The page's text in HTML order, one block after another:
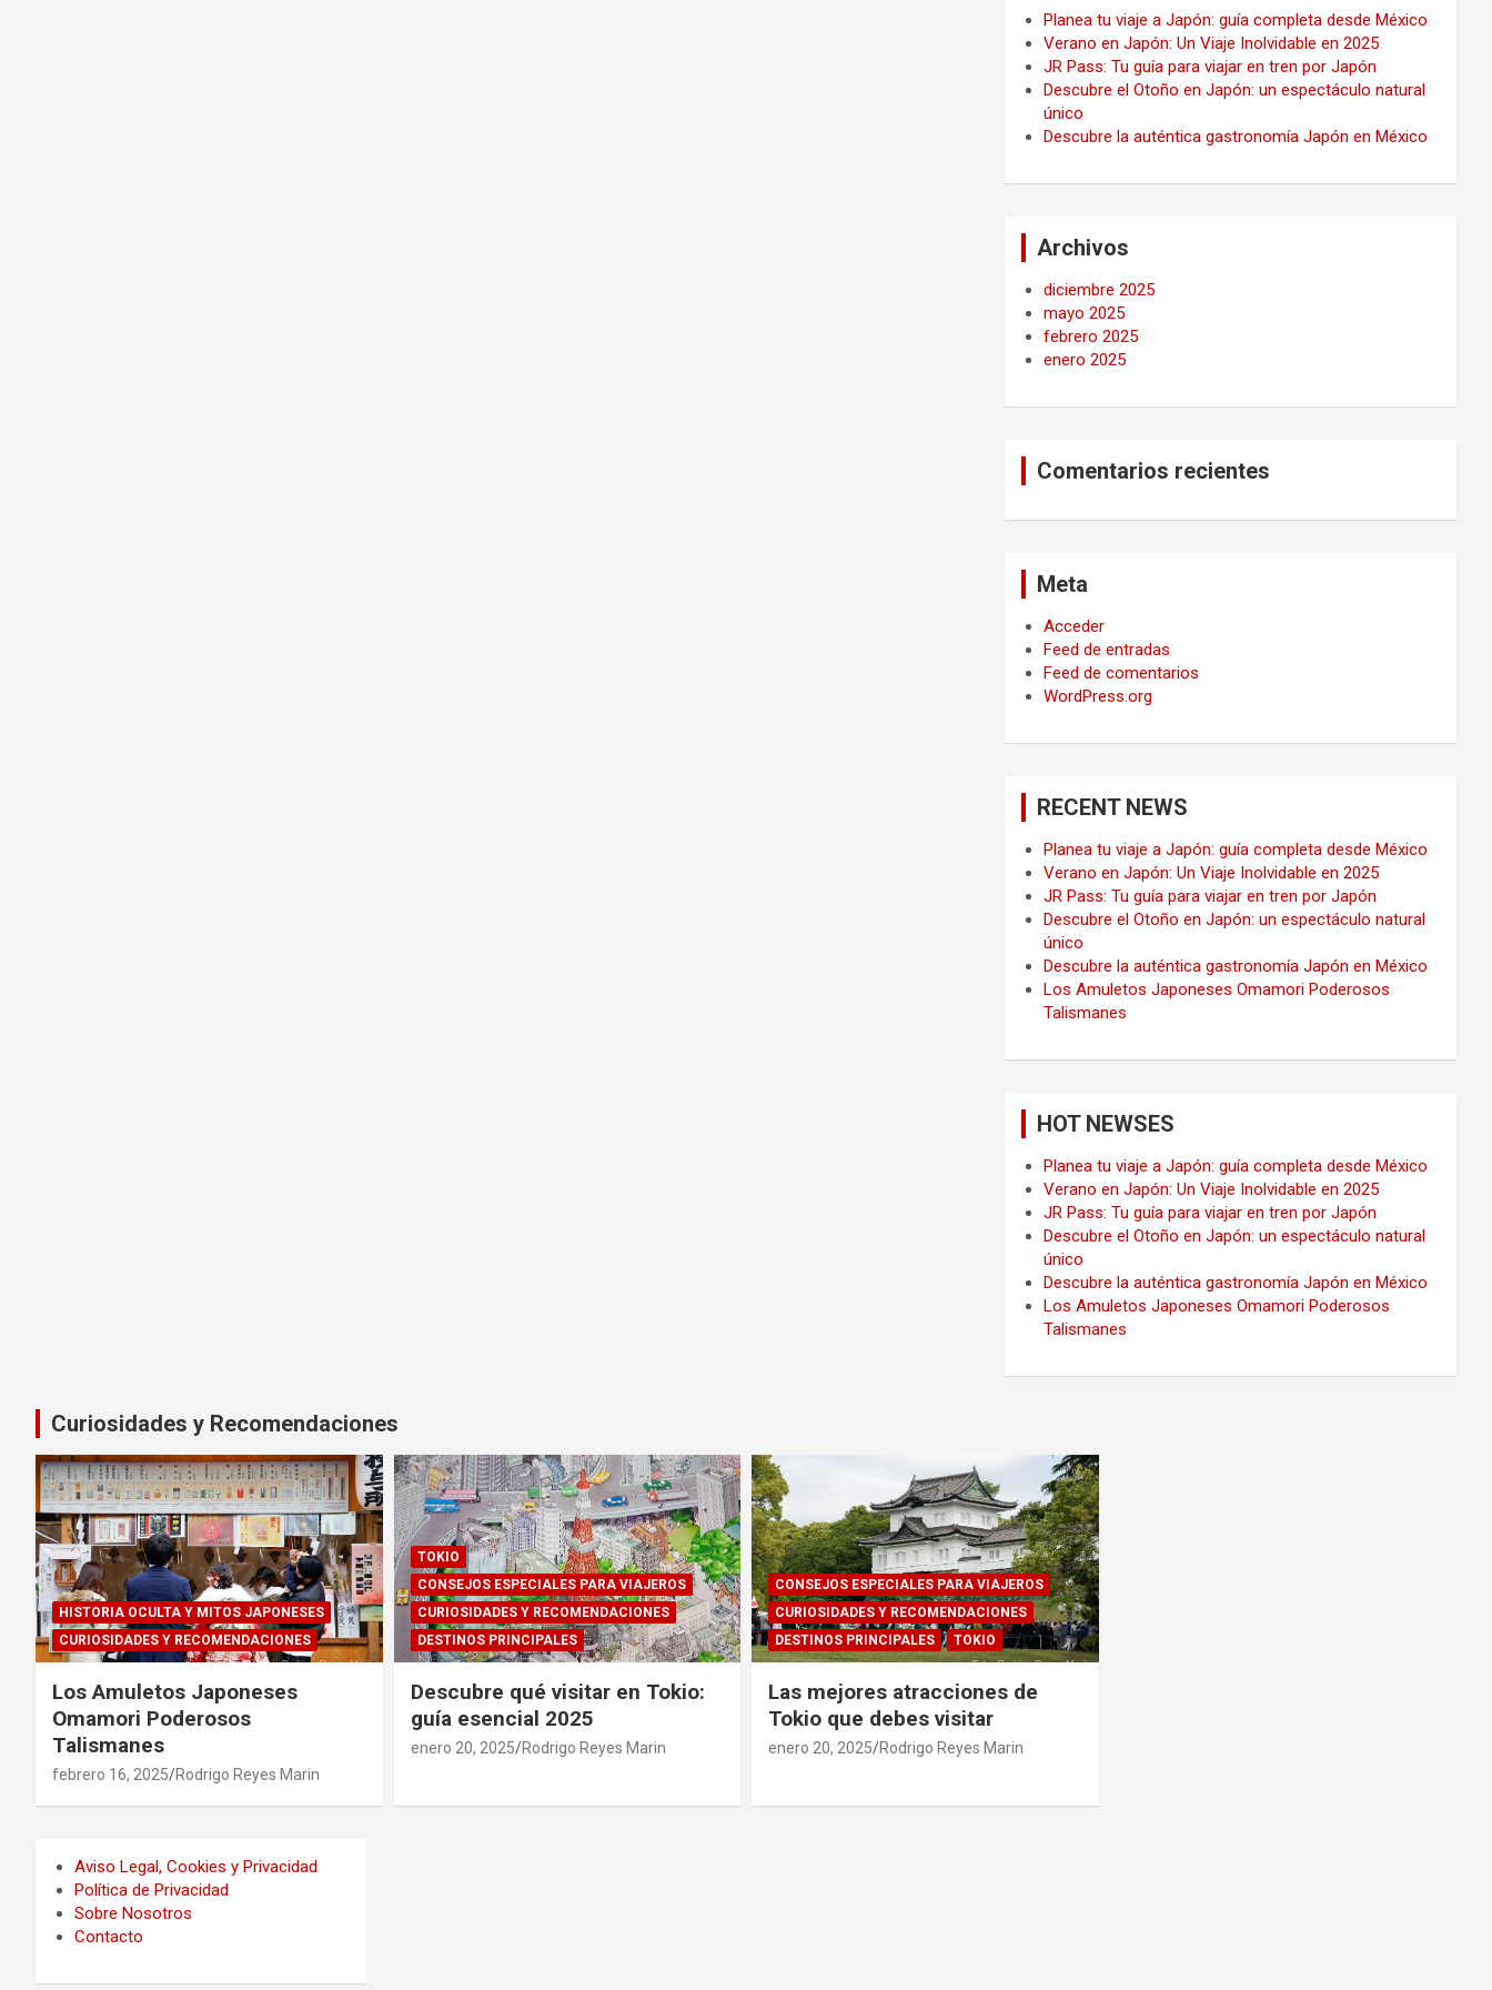
Planea tu viaje a Japón: guía completa desde México
Verano en Japón: Un Viaje Inolvidable en 2025
JR Pass: Tu guía para viajar en tren por Japón
Descubre el Otoño en Japón: un espectáculo natural
único
Descubre la auténtica gastronomía Japón en México
Archivos
diciembre 2025
mayo 2025
febrero 2025
enero 2025
Comentarios recientes
Meta
Acceder
Feed de entradas
Feed de comentarios
WordPress.org
RECENT NEWS
Planea tu viaje a Japón: guía completa desde México
Verano en Japón: Un Viaje Inolvidable en 2025
JR Pass: Tu guía para viajar en tren por Japón
Descubre el Otoño en Japón: un espectáculo natural
único
Descubre la auténtica gastronomía Japón en México
Los Amuletos Japoneses Omamori Poderosos
Talismanes
HOT NEWSES
Planea tu viaje a Japón: guía completa desde México
Verano en Japón: Un Viaje Inolvidable en 2025
JR Pass: Tu guía para viajar en tren por Japón
Descubre el Otoño en Japón: un espectáculo natural
único
Descubre la auténtica gastronomía Japón en México
Los Amuletos Japoneses Omamori Poderosos
Talismanes
Curiosidades y Recomendaciones
HISTORIA OCULTA Y MITOS JAPONESES
CURIOSIDADES Y RECOMENDACIONES
Los Amuletos Japoneses
Omamori Poderosos
Talismanes
febrero 16, 2025 Rodrigo Reyes Marin
TOKIO
CONSEJOS ESPECIALES PARA VIAJEROS
CURIOSIDADES Y RECOMENDACIONES
DESTINOS PRINCIPALES
Descubre qué visitar en Tokio:
guía esencial 2025
enero 20, 2025 Rodrigo Reyes Marin
CONSEJOS ESPECIALES PARA VIAJEROS
CURIOSIDADES Y RECOMENDACIONES
DESTINOS PRINCIPALES
TOKIO
Las mejores atracciones de
Tokio que debes visitar
enero 20, 2025 Rodrigo Reyes Marin
Aviso Legal, Cookies y Privacidad
Política de Privacidad
Sobre Nosotros
Contacto